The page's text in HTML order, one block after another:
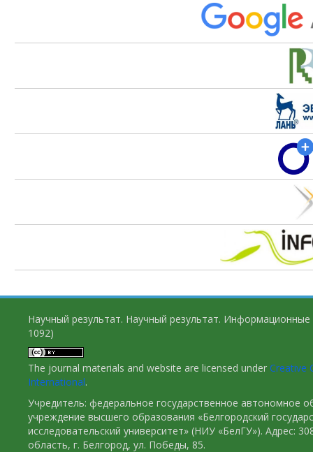
Научный результат. Научный результат. Информационные
1092)
The journal materials and website are licensed under Creative
International.
Учредитель: федеральное государственное автономное
учреждение высшего образования «Белгородский
исследовательский университет» (НИУ «БелГУ»). Адрес:
область, г. Белгород, ул. Победы, 85.